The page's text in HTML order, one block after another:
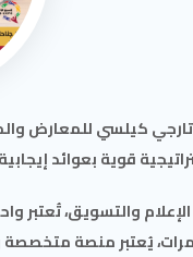
كيلسي للمعارض
قوية بعوائد
والتسويق،
يُعتبر منصة متخصصة